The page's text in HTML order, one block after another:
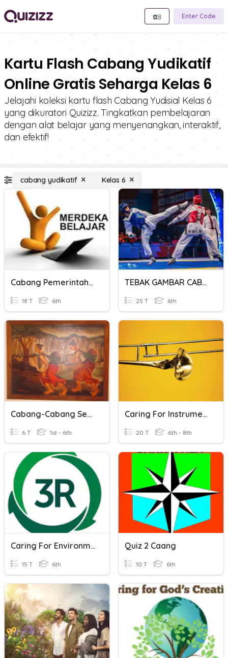
Enter Code
Kartu Flash Cabang Yudikatif
Online Gratis Seharga Kelas 6
Jelajahi koleksi kartu flash Cabang Yudisial Kelas 6
yang dikuratori Quizizz. Tingkatkan pembelajaran
dengan alat belajar yang menyenangkan, interaktif,
dan efektif!
cabang yudikatif Kelas 6
Cabang Pemerintahan
18 T 6th
TEBAK GAMBAR CABANG OLAHRAGA
25 T 6th
Cabang-Cabang Seni Rupa
6 T 1st - 6th
Caring For Instruments
20 T 6th - 8th
Caring For Environment (Part 1)
15 T 6th
Quiz 2 Caang
10 T 6th